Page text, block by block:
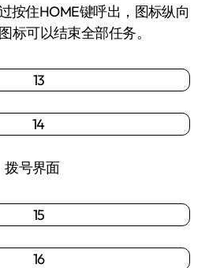
按住HOME键呼出，图标纵向
标可以结束全部任务。
拨号界面